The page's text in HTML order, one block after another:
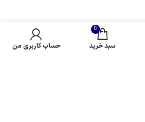
0
سبد خرید حساب کاربری من